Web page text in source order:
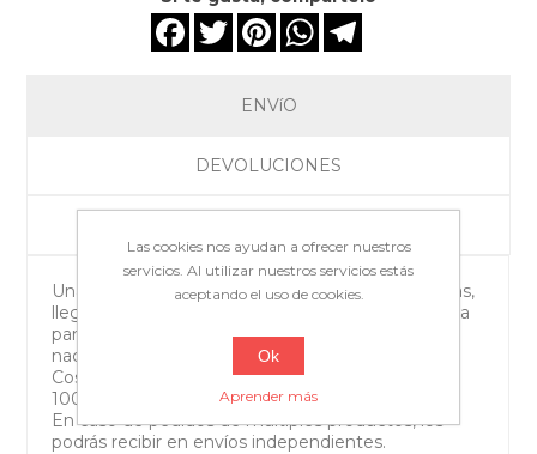
FacebookTwitter PinterestWhatsApp
ENVíO
DEVOLUCIONES
Una vez realices la compra de una o varias revistas,
llegarán a tu domicilio en un plazo de 7 a 10 días, a
partir del momento del envío, para el territorio
nacional y de 15 a 21 días para el extranjero.
Costes de envío GRATIS para pedidos de más de
100€.
En caso de pedidos de múltiples productos, los
podrás recibir en envíos independientes.
Las cookies nos ayudan a ofrecer nuestros
servicios. Al utilizar nuestros servicios estás
aceptando el uso de cookies.
Ok
Aprender más